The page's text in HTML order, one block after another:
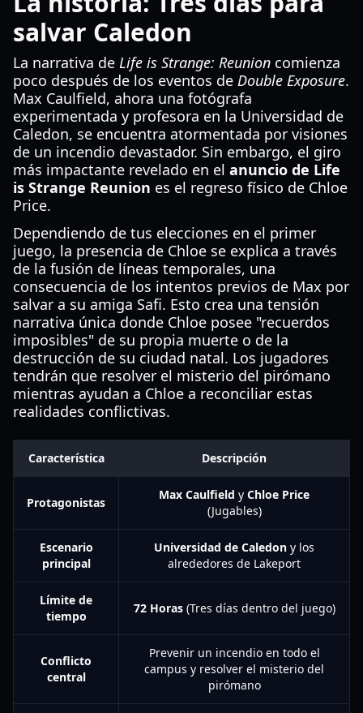
salvar Caledon
La narrativa de Life is Strange: Reunion comienza
poco después de los eventos de Double Exposure.
Max Caulfield, ahora una fotógrafa
experimentada y profesora en la Universidad de
Caledon, se encuentra atormentada por visiones
de un incendio devastador. Sin embargo, el giro
más impactante revelado en el anuncio de Life
is Strange Reunion es el regreso físico de Chloe
Price.
Dependiendo de tus elecciones en el primer
juego, la presencia de Chloe se explica a través
de la fusión de líneas temporales, una
consecuencia de los intentos previos de Max por
salvar a su amiga Safi. Esto crea una tensión
narrativa única donde Chloe posee "recuerdos
imposibles" de su propia muerte o de la
destrucción de su ciudad natal. Los jugadores
tendrán que resolver el misterio del pirómano
mientras ayudan a Chloe a reconciliar estas
realidades conflictivas.
Característica Descripción
Protagonistas
Max Caulfield y Chloe Price
(Jugables)
Escenario
principal
Universidad de Caledon y los
alrededores de Lakeport
Límite de
tiempo
72 Horas(Tres días dentro del juego)
Conflicto
central
Prevenir un incendio en todo el
campus y resolver el misterio del
pirómano